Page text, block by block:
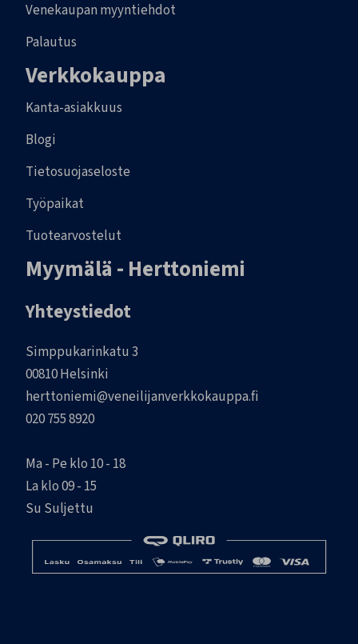
Venekaupan myyntiehdot
Palautus
Verkkokauppa
Kanta-asiakkuus
Blogi
Tietosuojaseloste
Työpaikat
Tuotearvostelut
Myymälä - Herttoniemi
Yhteystiedot
Simppukarinkatu 3
00810 Helsinki
herttoniemi@veneilijanverkkokauppa.fi
020 755 8920
Ma - Pe klo 10 - 18
La klo 09 - 15
Su Suljettu